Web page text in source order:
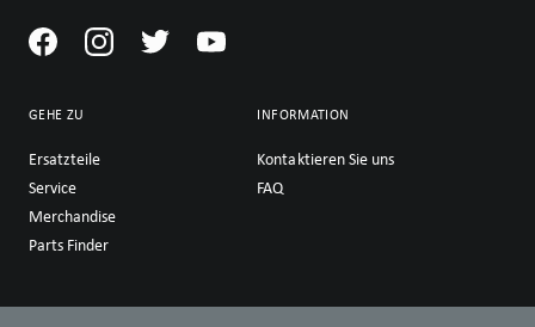
GEHE ZU
Ersatzteile
Service
Merchandise
Parts Finder
INFORMATION
Kontaktieren Sie uns
FAQ